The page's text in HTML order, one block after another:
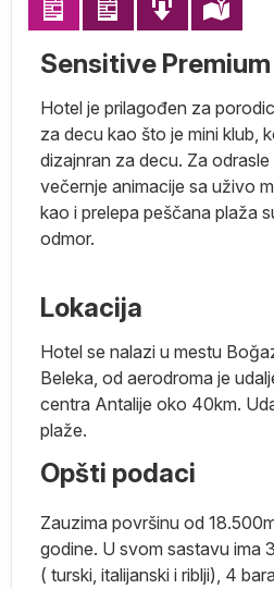
Sensitive
Hotel je prilagođen za
za decu kao što je mini klub,
dizajnran za decu. Za
večernje animacije sa uživo
kao i prelepa peščana plaža
odmor.
Lokacija
Hotel se nalazi u mestu
Beleka, od aerodroma je
centra Antalije oko 40km.
plaže.
Opšti podaci
Zauzima površinu od
godine. U svom sastavu ima
( turski, italijanski i riblji), 4